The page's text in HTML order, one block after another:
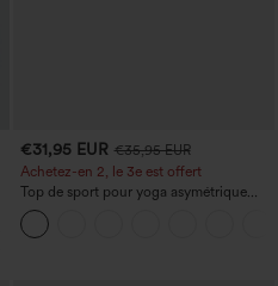
€31,95 EUR €35,95 EUR
Achetez-en 2, le 3e est offert
Top de sport pour yoga asymétrique
(une épaule) à manches longues avec
ouverture pour le pouce, ourlet arrondi
haut-bas, séchage rapide, soutien-gorge